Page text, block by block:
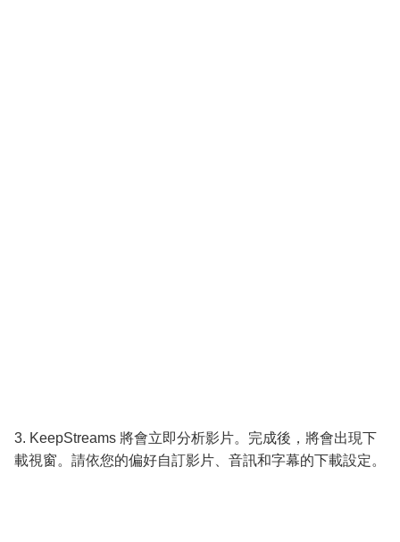
3. KeepStreams 將會立即分析影片。完成後，將會出現下
載視窗。請依您的偏好自訂影片、音訊和字幕的下載設定。